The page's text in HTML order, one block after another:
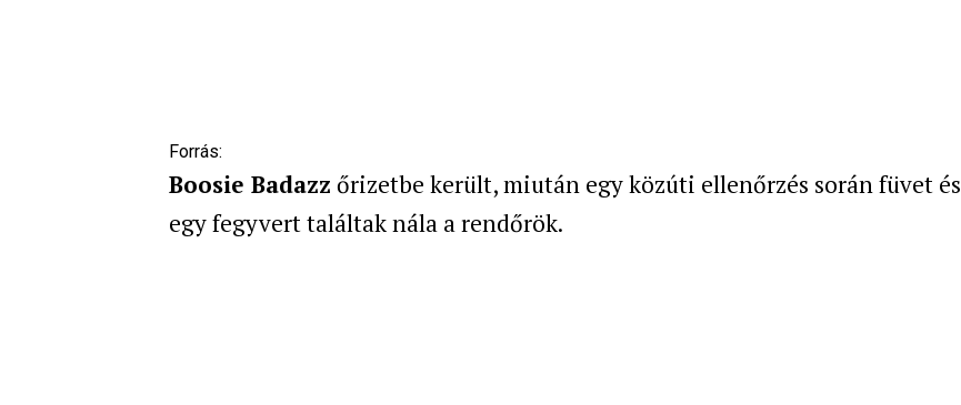
Forrás:
Boosie Badazz őrizetbe került, miután egy közúti ellenőrzés során füvet és
egy fegyvert találtak nála a rendőrök.